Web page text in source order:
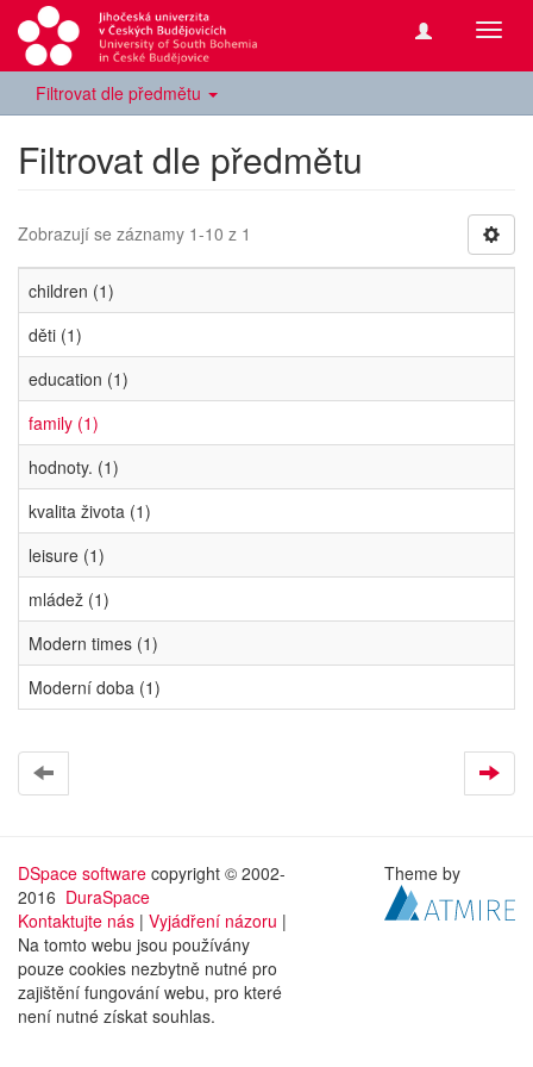
Filtrovat dle předmětu
Filtrovat dle předmětu
Zobrazují se záznamy 1-10 z 1
children (1)
děti (1)
education (1)
family (1)
hodnoty. (1)
kvalita života (1)
leisure (1)
mládež (1)
Modern times (1)
Moderní doba (1)
DSpace software copyright © 2002-
2016 DuraSpace
Kontaktujte nás | Vyjádření názoru |
Na tomto webu jsou používány
pouze cookies nezbytně nutné pro
zajištění fungování webu, pro které
není nutné získat souhlas.
Theme by